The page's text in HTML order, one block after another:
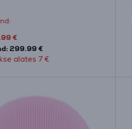
€
299.99 €
alates 7 €